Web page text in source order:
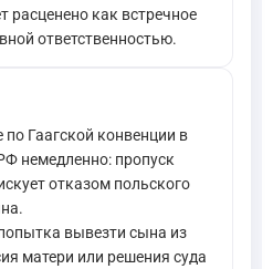
расценено как встречное
ответственностью.
по Гаагской конвенции в
немедленно: пропуск
отказом польского
вывезти сына из
матери или решения суда